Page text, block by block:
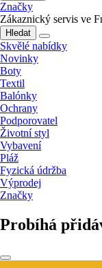
Značky
Zákaznický servis ve
Hledat
Skvělé nabídky
Novinky
Boty
Textil
Balónky
Ochrany
Podporovatel
Životní styl
Vybavení
Pláž
Fyzická údržba
Výprodej
Značky
Probíhá